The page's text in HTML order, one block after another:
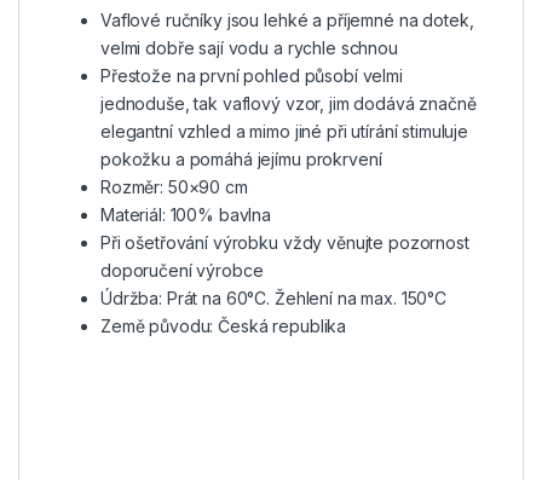
Vaflové ručníky jsou lehké a příjemné na dotek,
velmi dobře sají vodu a rychle schnou
Přestože na první pohled působí velmi
jednoduše, tak vaflový vzor, jim dodává značně
elegantní vzhled a mimo jiné při utírání stimuluje
pokožku a pomáhá jejímu prokrvení
Rozměr: 50×90 cm
Materiál: 100% bavlna
Při ošetřování výrobku vždy věnujte pozornost
doporučení výrobce
Údržba: Prát na 60°C. Žehlení na max. 150°C
Země původu: Česká republika